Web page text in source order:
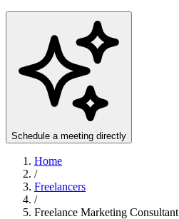
Schedule a meeting directly
Home
/
Freelancers
/
Freelance Marketing Consultant